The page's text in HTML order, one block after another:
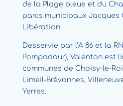
de la Plage bleue et du
parcs municipaux Jacques
Libération.
Desservie par l’A 86 et la
Pompadour), Valenton est
communes de Choisy-le-
Limeil-Brévannes,
Yerres.